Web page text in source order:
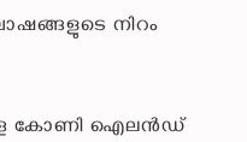
നിറം
കോണി ഐലന്‍ഡ്